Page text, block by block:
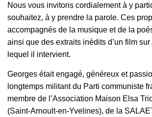
Nous vous invitons cordialement à y
souhaitez, à y prendre la parole. Ces
accompagnés de la musique et de la
ainsi que des extraits inédits d’un film
lequel il intervient.
Georges était engagé, généreux et
longtemps militant du Parti communiste
membre de l’Association Maison Elsa
(Saint-Arnoult-en-Yvelines), de la